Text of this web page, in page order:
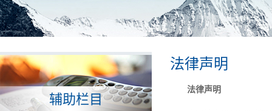
辅助栏目
法律声明
法律声明